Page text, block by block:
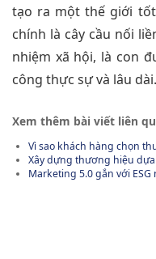
tạo ra một thế giới
chính là cây cầu nối
nhiệm xã hội, là con
công thực sự và lâu dài.
Xem thêm bài viết liên
Vì sao khách hàng chọn
Xây dựng thương hiệu
Marketing 5.0 gắn với ESG